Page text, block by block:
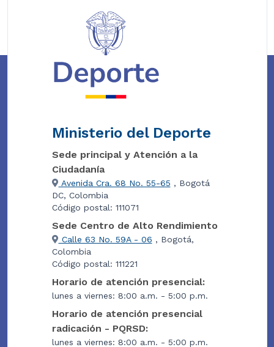
Ministerio del Deporte
Sede principal y Atención a la
Ciudadanía
Avenida Cra. 68 No. 55-65 , Bogotá
DC, Colombia
Código postal: 111071
Sede Centro de Alto Rendimiento
Calle 63 No. 59A - 06 , Bogotá,
Colombia
Código postal: 111221
Horario de atención presencial:
lunes a viernes: 8:00 a.m. - 5:00 p.m.
Horario de atención presencial
radicación - PQRSD:
lunes a viernes: 8:00 a.m. - 5:00 p.m.